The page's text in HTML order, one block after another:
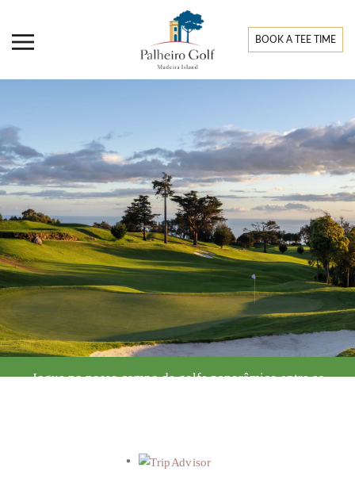
BOOK A TEE TIME
OFERTA SUNSET
SPECIAL
Jogue no nosso campo de golfe panorâmico entre as